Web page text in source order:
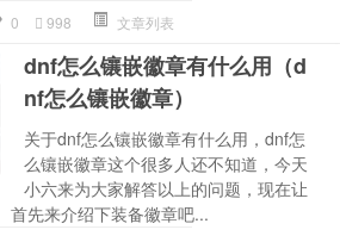
0 998 文章列表
dnf怎么镶嵌徽章有什么用（d
nf怎么镶嵌徽章）
关于dnf怎么镶嵌徽章有什么用，dnf怎
么镶嵌徽章这个很多人还不知道，今天
小六来为大家解答以上的问题，现在让
首先来介绍下装备徽章吧...